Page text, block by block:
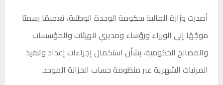
أصدرتوزارة المالية بحكومة الوحدة الوطنية، تعميمًا رسميًا
موجّهًا إلى الوزراء ورؤساء ومديري الهيئات والمؤسسات
والمصالح الحكومية، بشأن استكمال إجراءات إعداد وتنفيذ
المرتبات الشهرية عبر منظومة حساب الخزانة الموحد.